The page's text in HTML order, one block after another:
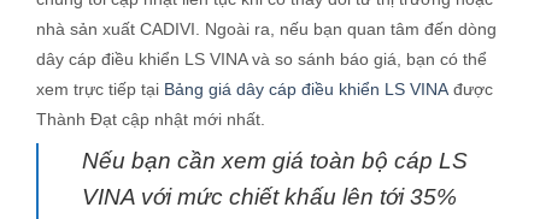
nhà sản xuất CADIVI. Ngoài ra, nếu bạn quan tâm đến dòng
dây cáp điều khiển LS VINA và so sánh báo giá, bạn có thể
xem trực tiếp tại Bảng giá dây cáp điều khiển LS VINAđược
Thành Đạt cập nhật mới nhất.
Nếu bạn cần xem giá toàn bộ cáp LS
VINA với mức chiết khấu lên tới 35%